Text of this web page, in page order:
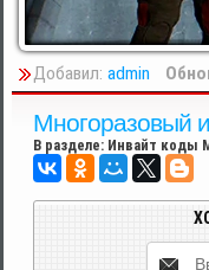
Добавил: admin
Многоразовый
В разделе: Инвайт коды